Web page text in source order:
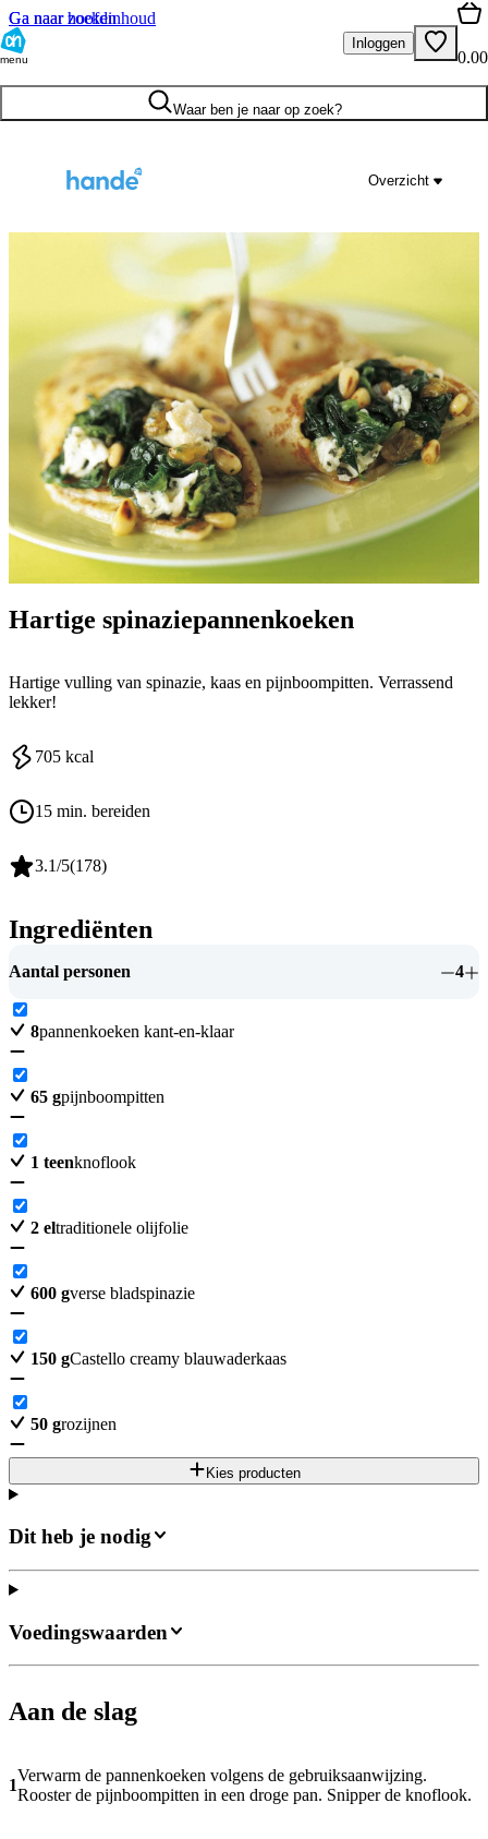
Ga naar hoofdinhoud
Ga naar zoeken
menu
Inloggen
0.00
Waar ben je naar op zoek?
Overzicht
Hartige spinaziepannenkoeken
Hartige vulling van spinazie, kaas en pijnboompitten. Verrassend
lekker!
705 kcal
15 min. bereiden
3.1/5(178)
Ingrediënten
Aantal personen 4
8pannenkoeken kant-en-klaar
65 gpijnboompitten
1 teenknoflook
2 eltraditionele olijfolie
600 gverse bladspinazie
150 gCastello creamy blauwaderkaas
50 grozijnen
Kies producten
Dit heb je nodig
Aan de slag
1
Verwarm de pannenkoeken volgens de gebruiksaanwijzing.
Rooster de pijnboompitten in een droge pan. Snipper de knoflook.
Voedingswaarden